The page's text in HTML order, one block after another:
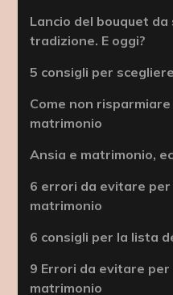
Lancio del bouquet
tradizione. E oggi?
5 consigli per
Come non
matrimonio
Ansia e matrimonio,
6 errori da evitare
matrimonio
6 consigli per la lista
9 Errori da evitare
matrimonio